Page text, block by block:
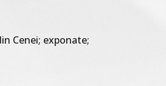
Cenei; exponate;